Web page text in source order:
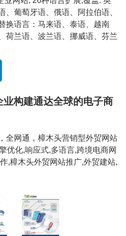
、葡萄牙语、俄语、阿拉伯语、
换语言：马来语、泰语、越南
荷兰语、波兰语、挪威语、芬兰
构建通达全球的电子商
全网通，樟木头营销型外贸网站
优化,响应式,多语言,跨境电商网
,樟木头外贸网站推广,外贸建站,